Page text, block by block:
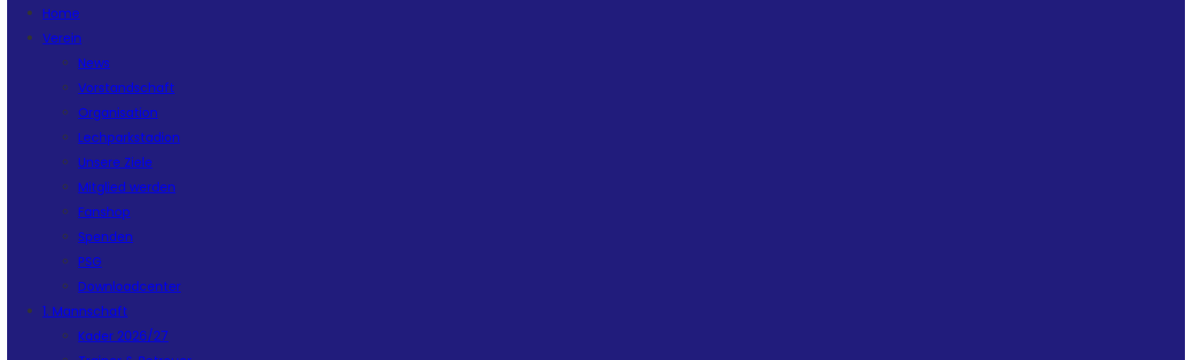
Home
Verein
News
Vorstandschaft
Organisation
Lechparkstadion
Unsere Ziele
Mitglied werden
Fanshop
Spenden
PSG
Downloadcenter
1. Mannschaft
Kader 2026/27